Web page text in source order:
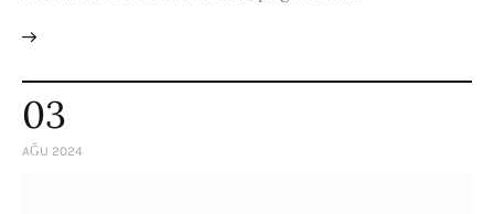
03
AĞU 2024